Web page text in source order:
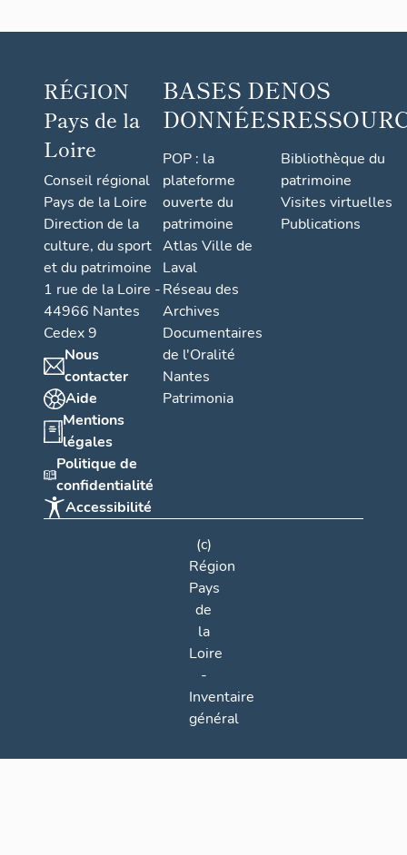
RÉGION
Pays de la
Loire
Conseil régional
Pays de la Loire
Direction de la
culture, du sport
et du patrimoine
1 rue de la Loire -
44966 Nantes
Cedex 9
Nous
contacter
Aide
Mentions
légales
Politique de
confidentialité
Accessibilité
BASES DE
DONNÉES
POP : la
plateforme
ouverte du
patrimoine
Atlas Ville de
Laval
Réseau des
Archives
Documentaires
de l'Oralité
Nantes
Patrimonia
NOS
Bibliothèque du
patrimoine
Visites virtuelles
Publications
(c)
Région
Pays
de
la
Loire
-
Inventaire
général